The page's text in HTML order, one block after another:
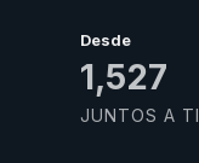
Desde
1,934
JUNTOS A TI